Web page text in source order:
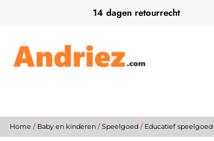
14 dagen retourrecht
Home / Baby en kinderen /Speelgoed / Educatief speelgoed